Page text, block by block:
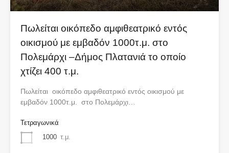
Πωλείται οικόπεδο αμφιθεατρικό εντός
οικισμού με εμβαδόν 1000τ.μ. στο
Πολεμάρχι –Δήμος Πλατανιά το οποίο
χτίζει 400 τ.μ.
Πωλείται οικόπεδο αμφιθεατρικό εντός οικισμού με
εμβαδόν 1000τ.μ. στο Πολεμάρχι…
Τετραγωνικά
1000 τ.μ.